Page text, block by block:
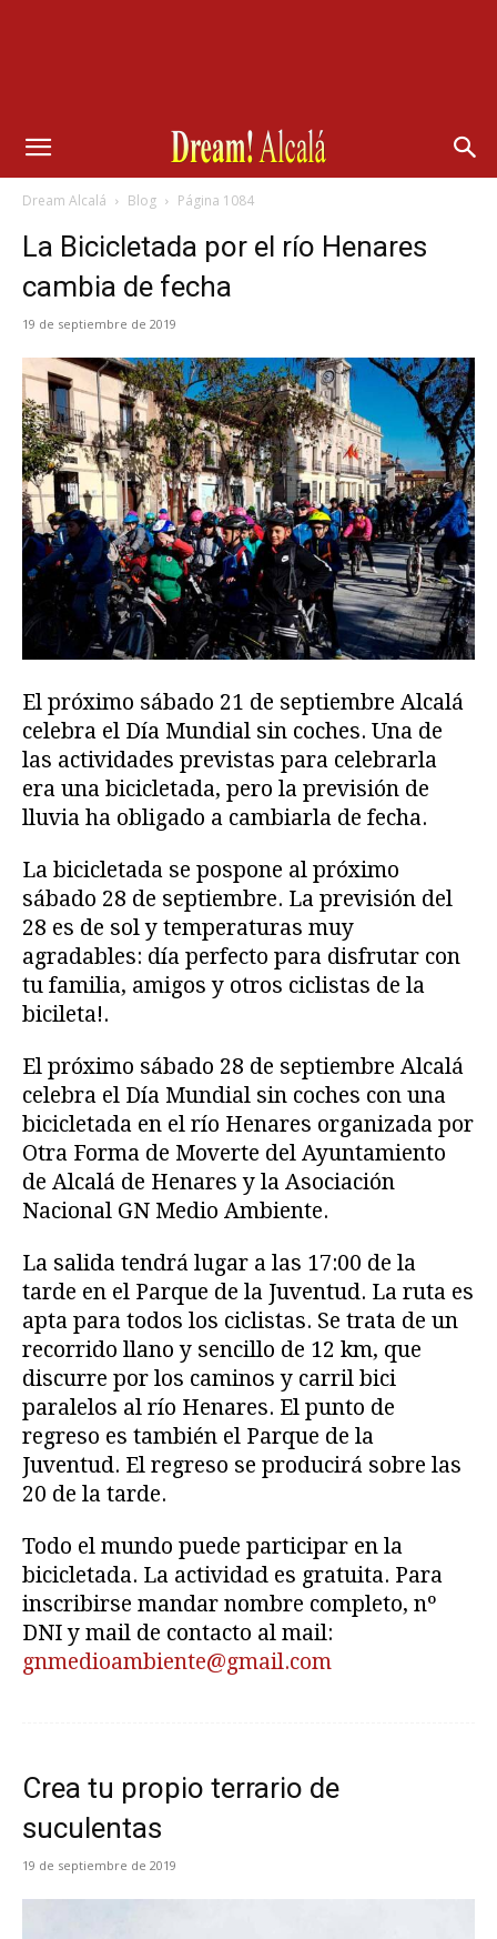
Dream Alcalá Blog Página 1084
La Bicicletada por el río Henares
cambia de fecha
19 de septiembre de 2019
El próximo sábado 21 de septiembre Alcalá
celebra el Día Mundial sin coches. Una de
las actividades previstas para celebrarla
era una bicicletada, pero la previsión de
lluvia ha obligado a cambiarla de fecha.
La bicicletada se pospone al próximo
sábado 28 de septiembre. La previsión del
28 es de sol y temperaturas muy
agradables: día perfecto para disfrutar con
tu familia, amigos y otros ciclistas de la
bicileta!.
El próximo sábado 28 de septiembre Alcalá
celebra el Día Mundial sin coches con una
bicicletada en el río Henares organizada por
Otra Forma de Moverte del Ayuntamiento
de Alcalá de Henares y la Asociación
Nacional GN Medio Ambiente.
La salida tendrá lugar a las 17:00 de la
tarde en el Parque de la Juventud. La ruta es
apta para todos los ciclistas. Se trata de un
recorrido llano y sencillo de 12 km, que
discurre por los caminos y carril bici
paralelos al río Henares. El punto de
regreso es también el Parque de la
Juventud. El regreso se producirá sobre las
20 de la tarde.
Todo el mundo puede participar en la
bicicletada. La actividad es gratuita. Para
inscribirse mandar nombre completo, nº
DNI y mail de contacto al mail:
gnmedioambiente@gmail.com
Crea tu propio terrario de
suculentas
19 de septiembre de 2019